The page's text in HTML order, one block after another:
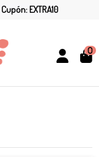
Cupón: EXTRA10
0